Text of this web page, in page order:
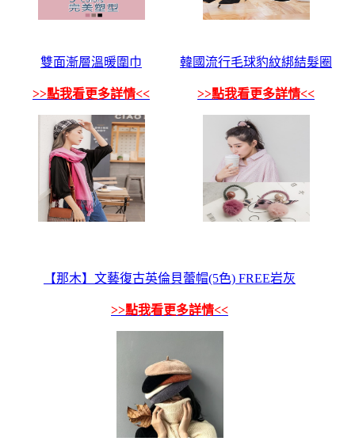
雙面漸層溫暖圍巾
>>點我看更多詳情<<
韓國流行毛球豹紋綁結髮圈
>>點我看更多詳情<<
【那木】文藝復古英倫貝蕾帽(5色) FREE岩灰
>>點我看更多詳情<<